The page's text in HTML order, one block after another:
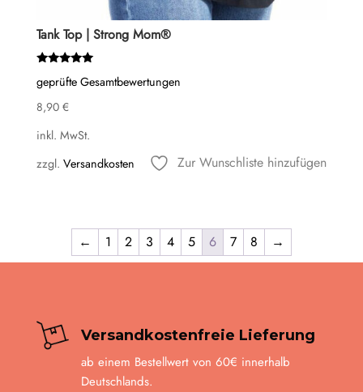
Tank Top | Strong Mom®
mit
von 5
geprüfte Gesamtbewertungen
8,90 €
inkl. MwSt.
zzgl. Versandkosten Zur Wunschliste hinzufügen
← 1 2 3 4 5 6 7 8 →
Versandkostenfreie Lieferung
ab einem Bestellwert von 60€ innerhalb
Deutschlands.